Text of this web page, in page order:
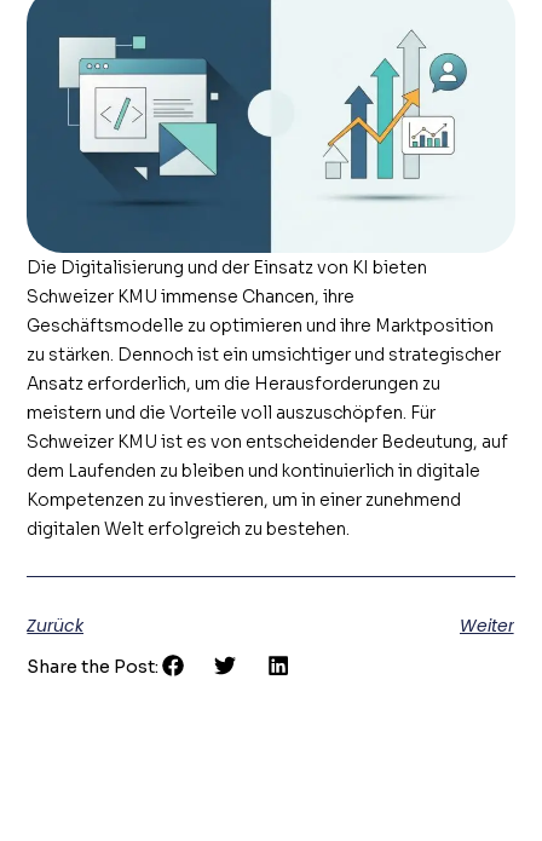
Die Digitalisierung und der Einsatz von KI bieten
Schweizer KMU immense Chancen, ihre
Geschäftsmodelle zu optimieren und ihre Marktposition
zu stärken. Dennoch ist ein umsichtiger und strategischer
Ansatz erforderlich, um die Herausforderungen zu
meistern und die Vorteile voll auszuschöpfen. Für
Schweizer KMU ist es von entscheidender Bedeutung, auf
dem Laufenden zu bleiben und kontinuierlich in digitale
Kompetenzen zu investieren, um in einer zunehmend
digitalen Welt erfolgreich zu bestehen.
Zurück Weiter
Share the Post: